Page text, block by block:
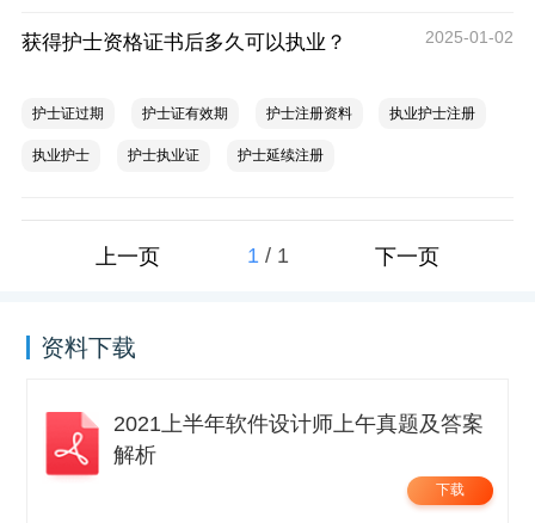
获得护士资格证书后多久可以执业？ 2025-01-02
护士证过期 护士证有效期 护士注册资料 执业护士注册
执业护士 护士执业证 护士延续注册
上一页 1 / 1 下一页
资料下载
2021上半年软件设计师上午真题及答案
解析
下载